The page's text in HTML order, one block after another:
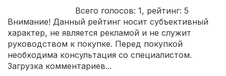
Всего голосов: 1, рейтинг: 5
Внимание! Данный рейтинг носит субъективный
характер, не является рекламой и не служит
руководством к покупке. Перед покупкой
необходима консультация со специалистом.
Загрузка комментариев...